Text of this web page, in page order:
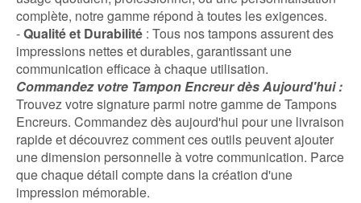
complète, notre gamme répond à toutes les exigences.
-Qualité et Durabilité : Tous nos tampons assurent des
impressions nettes et durables, garantissant une
communication efficace à chaque utilisation.
Commandez votre Tampon Encreur dès Aujourd'hui :
Trouvez votre signature parmi notre gamme de Tampons
Encreurs. Commandez dès aujourd'hui pour une livraison
rapide et découvrez comment ces outils peuvent ajouter
une dimension personnelle à votre communication. Parce
que chaque détail compte dans la création d'une
impression mémorable.